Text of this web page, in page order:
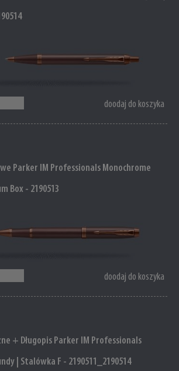
doodaj do koszyka
Parker IM Professionals Monochrome
Box - 2190513
doodaj do koszyka
+ Długopis Parker IM Professionals
| Stalówka F - 2190511_2190514